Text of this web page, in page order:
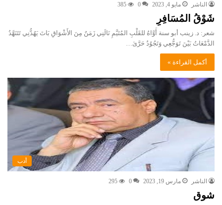
الناشر مايو 4, 2023 0
385
شَوْقُ المُسَافِرِ
شعر: د. زينب أبو سنة أَوَّاهُ للقَلْبِ المُتَيَّمِ نَالَنِي زَمَنٌ مِنَ الأَشْوَاقِ بَاتَ يَهُدُّنِي تَتَنَهَّدُ
الدَّمْعَاتُ بَيْنَ تَوَجُّعِي وَتَجُوُدُ حَرَّىٰ…
أكمل القراءة »
أدب
الناشر مارس 19, 2023 0
295
شوق